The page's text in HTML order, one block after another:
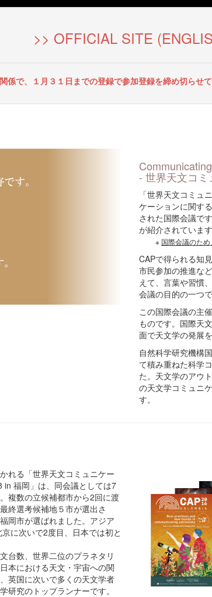
>> OFFICIAL SITE
係で、１月３１日までの登録で参加登録を締め切らせ
- 世界天文コ
「世界天文コミュ
ケーションに関す
された国際会議です
が紹介されています
※ 国際会議のため
CAPで得られる知
市民参加の推進な
えて、言葉や習慣
会議の目的の一つで
この国際会議の主
ものです。国際天
面で天文学の発展
自然科学研究機構
て積み重ねた科学
た。天文学のアウ
の天文学コミュニ
す。
れる「世界天文コミュニケー
in 福岡」は、同会議としては7
複数の立候補都市から2回に渡
終選考候補地５市が選出さ
岡市が選ばれました。アジア
に次いで2度目、日本では初と
台数、世界二位のプラネタリ
本における天文・宇宙への関
英国に次いで多くの天文学者
研究のトップランナーです。